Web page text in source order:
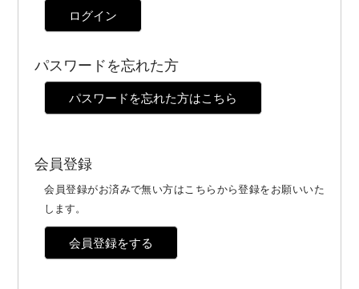
ログイン
パスワードを忘れた方
パスワードを忘れた方はこちら
会員登録
会員登録がお済みで無い方はこちらから登録をお願いいた
します。
会員登録をする